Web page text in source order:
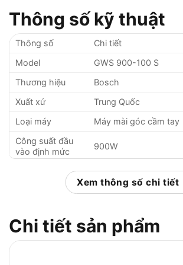
Thông số kỹ thuật
Thông số
Chi tiết
Model
GWS 900-100 S
Thương hiệu
Bosch
Xuất xứ
Trung Quốc
Loại máy
Máy mài góc cầm tay
Công suất đầu
vào định mức
900W
Công suất đầu ra
450W
Tốc độ không tải
2.800 – 11.000 vòng/
mài
Ren trục bánh
Xem thông số chi tiết
Chi tiết sản phẩm